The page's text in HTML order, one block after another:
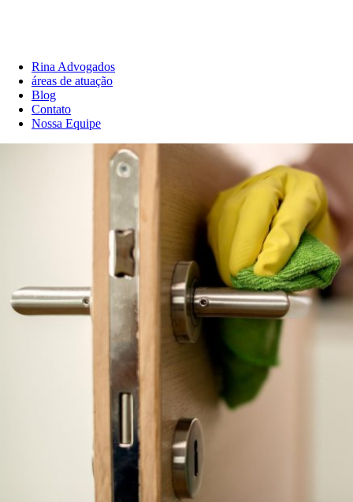
Rina Advogados
áreas de atuação
Blog
Contato
Nossa Equipe